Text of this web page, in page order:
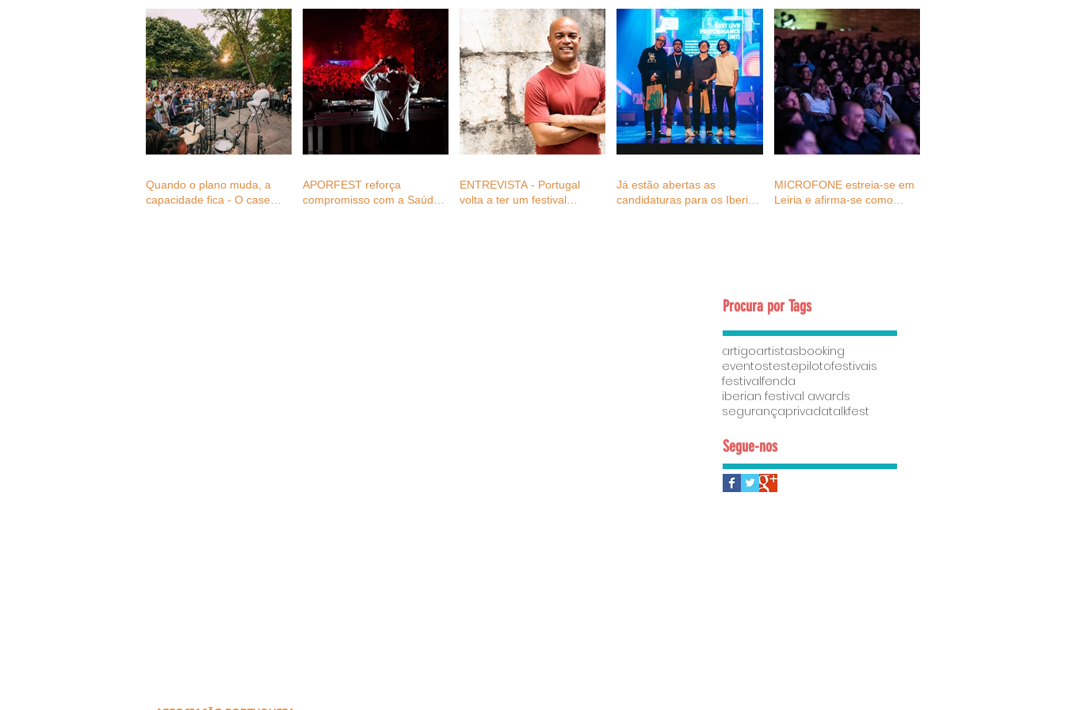
Quando o plano muda, a
capacidade fica - O case
APORFEST reforça
compromisso com a Saúde
ENTREVISTA - Portugal
volta a ter um festival
Já estão abertas as
candidaturas para os Iberian
MICROFONE estreia-se em
Leiria e afirma-se como
Procura por Tags
artigoartistasbooking
eventostestepilotofestivais
festivalfenda
iberian festival awards
segurançaprivadatalkfest
Segue-nos